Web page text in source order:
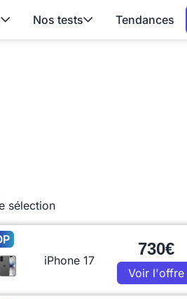
Nos tests Tendances
sélection
iPhone 17
730€
Voir l'offre